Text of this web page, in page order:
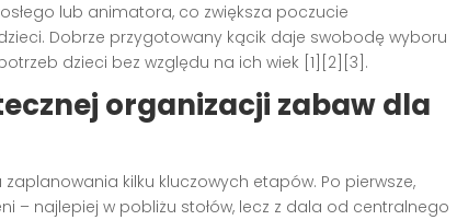
lub animatora, co zwiększa poczucie
Dobrze przygotowany kącik daje swobodę wyboru
dzieci bez względu na ich wiek [1][2][3].
organizacji zabaw dla
kilku kluczowych etapów. Po pierwsze,
– najlepiej w pobliżu stołów, lecz z dala od centralnego